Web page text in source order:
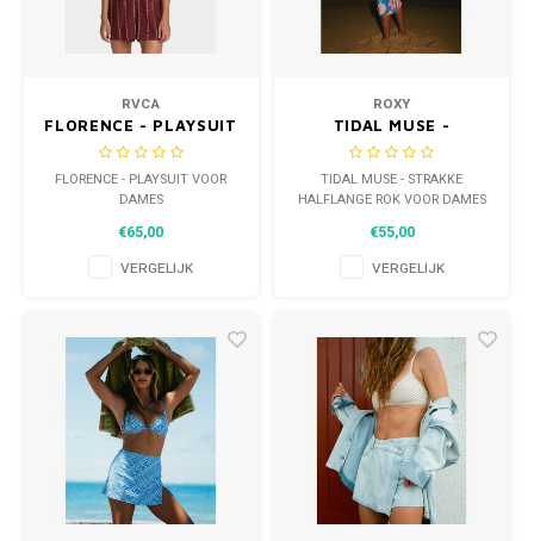
WETSUITS & SURFKLEDING
ATHLETICS
BEACHMODE
BIKINI'S & BADPAKKEN
SNOW KLEDING
HEADWEAR & ACCESSOIRES
RVCA
FLORENCE - PLAYSUIT
VOOR DAMES
FLORENCE - PLAYSUIT VOOR
DAMES
€65,00
VERGELIJK
ROXY
TIDAL MUSE -
STRAKKE HALFLANGE
ROK VOOR DAMES
TIDAL MUSE - STRAKKE
HALFLANGE ROK VOOR DAMES
€55,00
VERGELIJK